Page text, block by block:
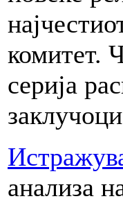
комитет.
серија
анализа